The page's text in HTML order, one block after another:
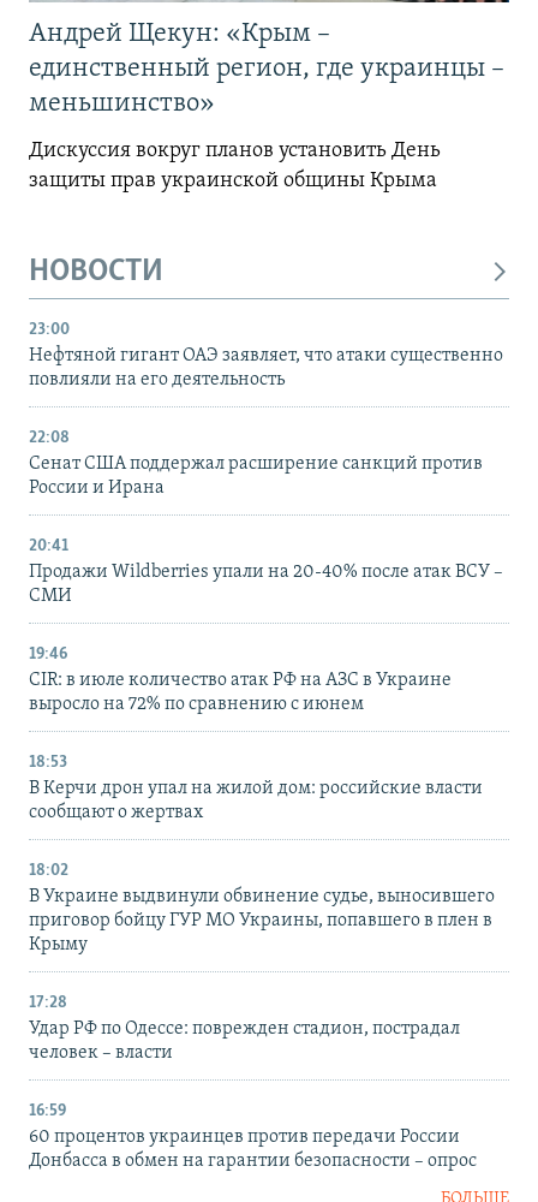
Андрей Щекун: «Крым –
единственный регион, где украинцы –
меньшинство»
Дискуссия вокруг планов установить День
защиты прав украинской общины Крыма
НОВОСТИ
23:00
Нефтяной гигант ОАЭ заявляет, что атаки существенно
повлияли на его деятельность
22:08
Сенат США поддержал расширение санкций против
России и Ирана
20:41
Продажи Wildberries упали на 20-40% после атак ВСУ –
СМИ
19:46
CIR: в июле количество атак РФ на АЗС в Украине
выросло на 72% по сравнению с июнем
18:53
В Керчи дрон упал на жилой дом: российские власти
сообщают о жертвах
18:02
В Украине выдвинули обвинение судье, выносившего
приговор бойцу ГУР МО Украины, попавшего в плен в
Крыму
17:28
Удар РФ по Одессе: поврежден стадион, пострадал
человек – власти
16:59
60 процентов украинцев против передачи России
Донбасса в обмен на гарантии безопасности – опрос